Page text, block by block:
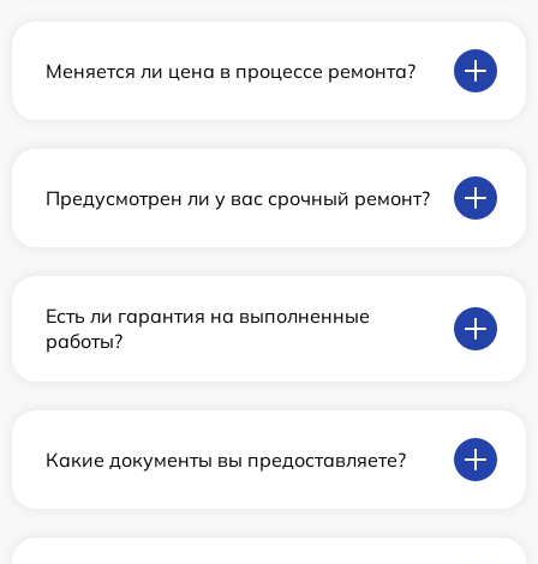
Меняется ли цена в процессе ремонта?
Предусмотрен ли у вас срочный ремонт?
Есть ли гарантия на выполненные
работы?
Какие документы вы предоставляете?